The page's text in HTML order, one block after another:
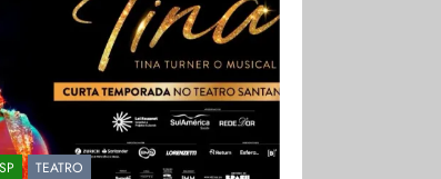
TEATRO